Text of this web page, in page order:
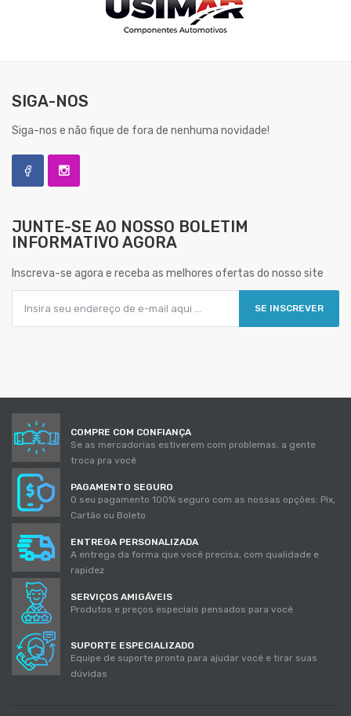
SIGA-NOS
Siga-nos e não fique de fora de nenhuma novidade!
JUNTE-SE AO NOSSO BOLETIM
INFORMATIVO AGORA
Inscreva-se agora e receba as melhores ofertas do nosso site
SE INSCREVER
COMPRE COM CONFIANÇA
Se as mercadorias estiverem com problemas, a gente
troca pra você
PAGAMENTO SEGURO
O seu pagamento 100% seguro com as nossas opções: Pix,
Cartão ou Boleto
ENTREGA PERSONALIZADA
A entrega da forma que você precisa, com qualidade e
rapidez
SERVIÇOS AMIGÁVEIS
Produtos e preços especiais pensados para você
SUPORTE ESPECIALIZADO
Equipe de suporte pronta para ajudar você e tirar suas
dúvidas